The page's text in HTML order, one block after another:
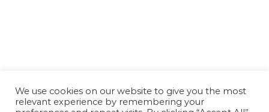
Strona główna
We use cookies on our website to give you the most
relevant experience by remembering your